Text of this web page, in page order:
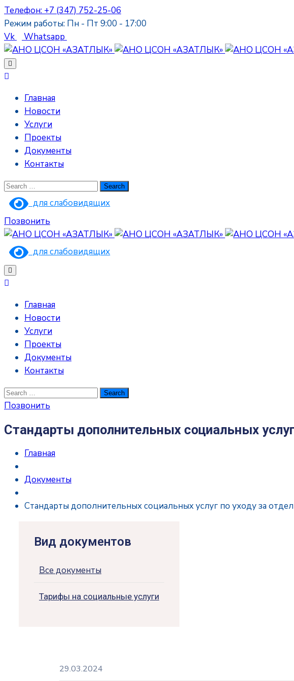
Телефон: +7 (347) 752-25-06
Режим работы: Пн - Пт 9:00 - 17:00
Vk
Whatsapp
Главная
Новости
Услуги
Проекты
Документы
Контакты
для слабовидящих
Позвонить
для слабовидящих
Главная
Новости
Услуги
Проекты
Документы
Контакты
Позвонить
Стандарты дополнительных социальных
Главная
Документы
Стандарты дополнительных социальных услуг по уходу за
Вид документов
Все документы
Тарифы на социальные услуги
29.03.2024